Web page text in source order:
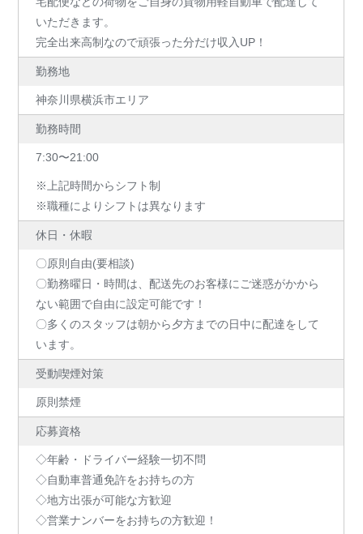
いただきます。
完全出来高制なので頑張った分だけ収入UP！
勤務地
神奈川県横浜市エリア
勤務時間
7:30〜21:00
※上記時間からシフト制
※職種によりシフトは異なります
休日・休暇
〇原則自由(要相談)
〇勤務曜日・時間は、配送先のお客様にご迷惑がかから
ない範囲で自由に設定可能です！
〇多くのスタッフは朝から夕方までの日中に配達をして
います。
受動喫煙対策
原則禁煙
応募資格
◇年齢・ドライバー経験一切不問
◇自動車普通免許をお持ちの方
◇地方出張が可能な方歓迎
◇営業ナンバーをお持ちの方歓迎！